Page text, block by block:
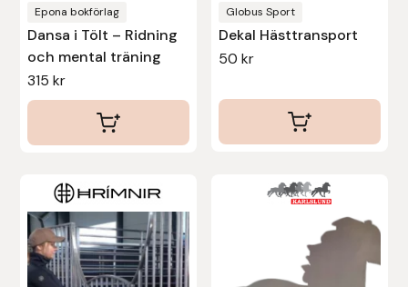
Epona bokförlag
Dansa i Tölt – Ridning
och mental träning
315kr
Globus Sport
Dekal Hästtransport
50 kr
Saltverk
Sigga Ævars
Sivart Bokförlag
Star
Stina Helmersson Bokförlag